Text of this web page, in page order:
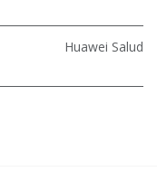
Huawei Salud